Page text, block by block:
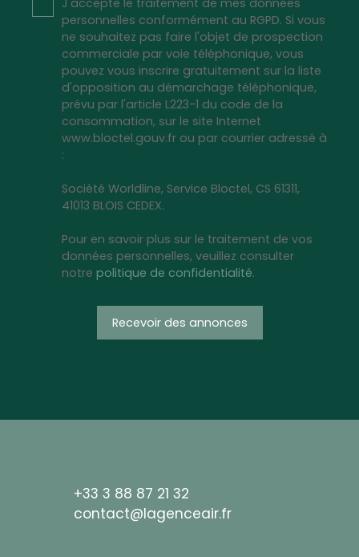
J'accepte le traitement de mes données
personnelles conformément au RGPD. Si vous
ne souhaitez pas faire l'objet de prospection
commerciale par voie téléphonique, vous
pouvez vous inscrire gratuitement sur la liste
d'opposition au démarchage téléphonique,
prévu par l'article L223-1 du code de la
consommation, sur le site Internet
www.bloctel.gouv.fr ou par courrier adressé à
:
Société Worldline, Service Bloctel, CS 61311,
41013 BLOIS CEDEX.
Pour en savoir plus sur le traitement de vos
données personnelles, veuillez consulter
notre politique de confidentialité.
Recevoir des annonces
+33 3 88 87 21 32
contact@lagenceair.fr